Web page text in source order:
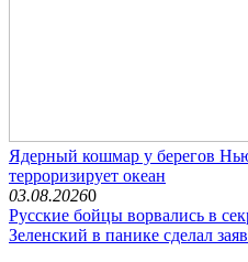
Ядерный кошмар у берегов
терроризирует океан
03.08.20260
Русские бойцы ворвались в
Зеленский в панике сделал